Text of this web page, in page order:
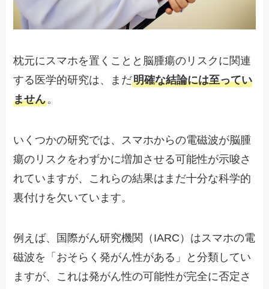
枕元にスマホを置くことと脳腫瘍のリスクに関連
する医学的研究は、まだ明確な結論には至ってい
ません。
いくつかの研究では、スマホからの電磁波が脳腫
瘍のリスクをわずかに増加させる可能性が示唆さ
れていますが、これらの結果はまだ十分な科学的
裏付けを欠いています。
例えば、国際がん研究機関（IARC）はスマホの電
磁波を「おそらく発がん性がある」と分類してい
ますが、これは発がん性の可能性が完全に否定さ